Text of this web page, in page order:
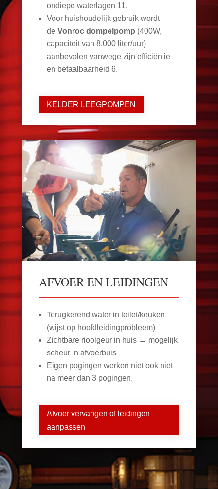
ondiepe waterlagen 11.
Voor huishoudelijk gebruik wordt
de Vonroc dompelpomp (400W,
capaciteit van 8.000 liter/uur)
aanbevolen vanwege zijn efficiëntie
en betaalbaarheid 6.
KELDER LEEGPOMPEN
AFVOER EN LEIDINGEN
Terugkerend water in toilet/keuken
(wijst op hoofdleidingprobleem)
Zichtbare rioolgeur in huis → mogelijk
scheur in afvoerbuis
Eigen pogingen werken niet ook niet
na meer dan 3 pogingen.
Afvoer vervangen of leidingen
aanpassen